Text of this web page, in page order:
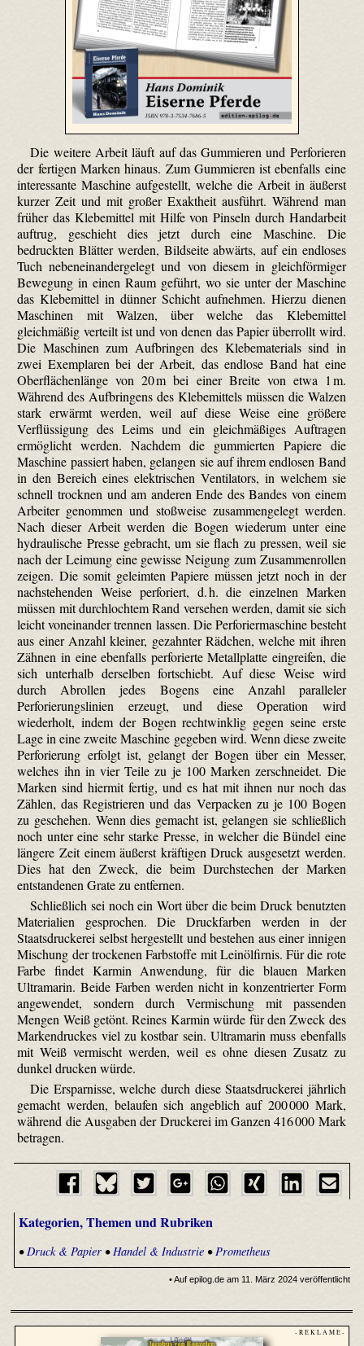
Die weitere Arbeit läuft auf das Gummieren und Perforieren
der fertigen Marken hinaus. Zum Gummieren ist ebenfalls eine
interessante Maschine aufgestellt, welche die Arbeit in äußerst
kurzer Zeit und mit großer Exaktheit ausführt. Während man
früher das Klebemittel mit Hilfe von Pinseln durch Handarbeit
auftrug, geschieht dies jetzt durch eine Maschine. Die
bedruckten Blätter werden, Bildseite abwärts, auf ein endloses
Tuch nebeneinandergelegt und von diesem in gleichförmiger
Bewegung in einen Raum geführt, wo sie unter der Maschine
das Klebemittel in dünner Schicht aufnehmen. Hierzu dienen
Maschinen mit Walzen, über welche das Klebemittel
gleichmäßig verteilt ist und von denen das Papier überrollt wird.
Die Maschinen zum Aufbringen des Klebematerials sind in
zwei Exemplaren bei der Arbeit, das endlose Band hat eine
Oberflächenlänge von 20 m bei einer Breite von etwa 1 m.
Während des Aufbringens des Klebemittels müssen die Walzen
stark erwärmt werden, weil auf diese Weise eine größere
Verflüssigung des Leims und ein gleichmäßiges Auftragen
ermöglicht werden. Nachdem die gummierten Papiere die
Maschine passiert haben, gelangen sie auf ihrem endlosen Band
in den Bereich eines elektrischen Ventilators, in welchem sie
schnell trocknen und am anderen Ende des Bandes von einem
Arbeiter genommen und stoßweise zusammengelegt werden.
Nach dieser Arbeit werden die Bogen wiederum unter eine
hydraulische Presse gebracht, um sie flach zu pressen, weil sie
nach der Leimung eine gewisse Neigung zum Zusammenrollen
zeigen. Die somit geleimten Papiere müssen jetzt noch in der
nachstehenden Weise perforiert, d. h. die einzelnen Marken
müssen mit durch­lochtem Rand versehen werden, damit sie sich
leicht voneinander trennen lassen. Die Perforiermaschine besteht
aus einer Anzahl kleiner, gezahnter Rädchen, welche mit ihren
Zähnen in eine ebenfalls perforierte Metallplatte eingreifen, die
sich unterhalb derselben fort­schiebt. Auf diese Weise wird
durch Abrollen jedes Bogens eine Anzahl paralleler
Perforierungs­linien erzeugt, und diese Operation wird
wiederholt, indem der Bogen rechtwinklig gegen seine erste
Lage in eine zweite Maschine gegeben wird. Wenn diese zweite
Perforierung erfolgt ist, gelangt der Bogen über ein Messer,
welches ihn in vier Teile zu je 100 Marken zerschneidet. Die
Marken sind hiermit fertig, und es hat mit ihnen nur noch das
Zählen, das Registrieren und das Verpacken zu je 100 Bogen
zu geschehen. Wenn dies gemacht ist, gelangen sie schließlich
noch unter eine sehr starke Presse, in welcher die Bündel eine
längere Zeit einem äußerst kräftigen Druck ausgesetzt werden.
Dies hat den Zweck, die beim Durchstechen der Marken
entstandenen Grate zu entfernen.
Schließlich sei noch ein Wort über die beim Druck benutzten
Materialien gesprochen. Die Druckfarben werden in der
Staatsdruckerei selbst hergestellt und bestehen aus einer innigen
Mischung der trockenen Farbstoffe mit Leinölfirnis. Für die rote
Farbe findet Karmin Anwendung, für die blauen Marken
Ultramarin. Beide Farben werden nicht in konzentrierter Form
angewendet, sondern durch Vermischung mit passenden
Mengen Weiß getönt. Reines Karmin würde für den Zweck des
Markendruckes viel zu kostbar sein. Ultramarin muss ebenfalls
mit Weiß vermischt werden, weil es ohne diesen Zusatz zu
dunkel drucken würde.
Die Ersparnisse, welche durch diese Staatsdruckerei jährlich
gemacht werden, belaufen sich angeblich auf 200 000 Mark,
während die Ausgaben der Druckerei im Ganzen 416 000 Mark
betragen.
Kategorien, Themen und Rubriken
• Druck & Papier• Handel & Industrie• Prometheus
• Auf epilog.de am 11. März 2024 veröffentlicht
- R E K L A M E -